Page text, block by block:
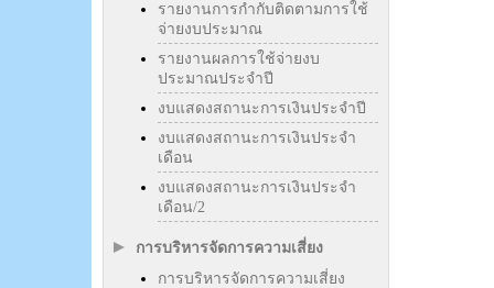
รายงานการกำกับติดตามการใช้
จ่ายงบประมาณ
รายงานผลการใช้จ่ายงบ
ประมาณประจำปี
งบแสดงสถานะการเงินประจำปี
งบแสดงสถานะการเงินประจำ
เดือน
งบแสดงสถานะการเงินประจำ
เดือน/2
การบริหารจัดการความเสี่ยง
การบริหารจัดการความเสี่ยง